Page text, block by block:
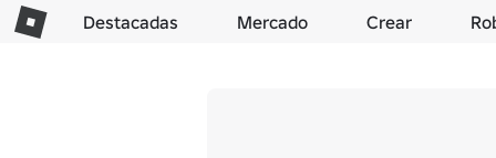
Destacadas Mercado Crear